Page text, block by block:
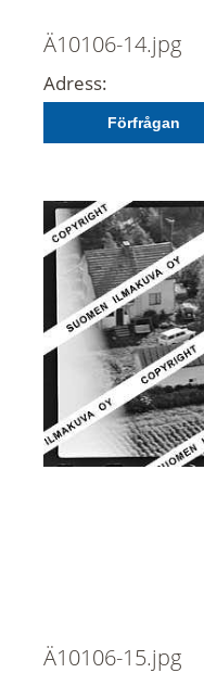
Ä10106-14.jpg
Adress:
Förfrågan
Ä10106-15.jpg